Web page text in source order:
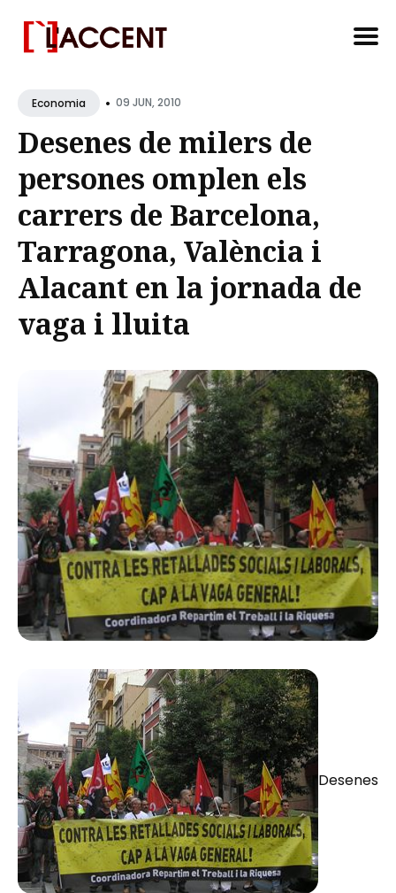
forEconomia • 09 JUN, 2010
Desenes de milers de
persones omplen els
carrers de Barcelona,
Tarragona, València i
Alacant en la jornada de
vaga i lluita
Desenes